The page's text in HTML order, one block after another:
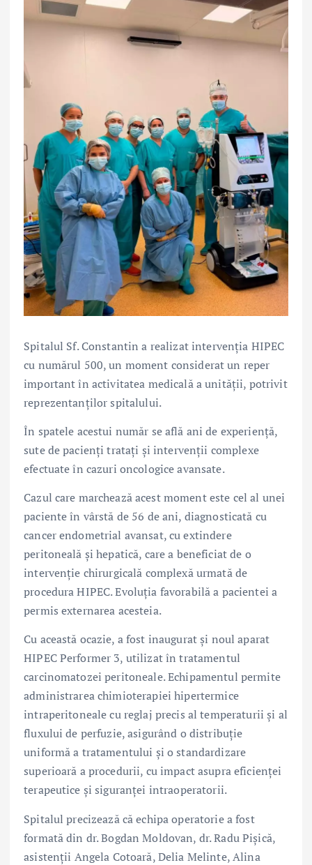
Spitalul Sf. Constantin a realizat intervenția HIPEC
cu numărul 500, un moment considerat un reper
important în activitatea medicală a unității, potrivit
reprezentanților spitalului.
În spatele acestui număr se află ani de experiență,
sute de pacienți tratați și intervenții complexe
efectuate în cazuri oncologice avansate.
Cazul care marchează acest moment este cel al unei
paciente în vârstă de 56 de ani, diagnosticată cu
cancer endometrial avansat, cu extindere
peritoneală și hepatică, care a beneficiat de o
intervenție chirurgicală complexă urmată de
procedura HIPEC. Evoluția favorabilă a pacientei a
permis externarea acesteia.
Cu această ocazie, a fost inaugurat și noul aparat
HIPEC Performer 3, utilizat în tratamentul
carcinomatozei peritoneale. Echipamentul permite
administrarea chimioterapiei hipertermice
intraperitoneale cu reglaj precis al temperaturii și al
fluxului de perfuzie, asigurând o distribuție
uniformă a tratamentului și o standardizare
superioară a procedurii, cu impact asupra eficienței
terapeutice și siguranței intraoperatorii.
Spitalul precizează că echipa operatorie a fost
formată din dr. Bogdan Moldovan, dr. Radu Pișică,
asistenții Angela Cotoară, Delia Melinte, Alina